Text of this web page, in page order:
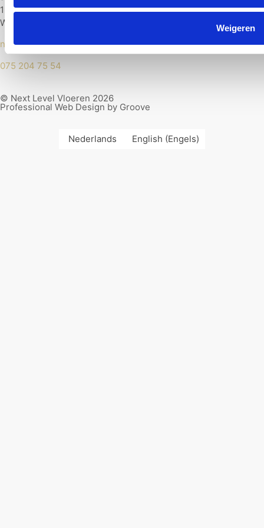
Weigeren
1521 RH
Wormerveer
nextlevelvloerenshop@gmail.com
075 204 75 54
© Next Level Vloeren 2026
Professional Web Design by Groove
Nederlands English (Engels)